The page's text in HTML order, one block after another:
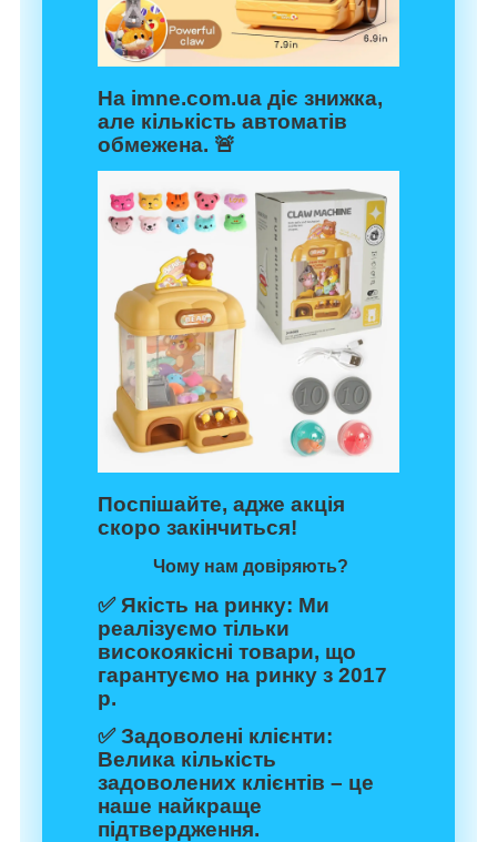
На imne.com.ua діє знижка,
але кількість автоматів
обмежена. 🚨
Поспішайте, адже акція
скоро закінчиться!
Чому нам довіряють?
✅ Якість на ринку: Ми
реалізуємо тільки
високоякісні товари, що
гарантуємо на ринку з 2017
р.
✅Задоволені клієнти:
Велика кількість
задоволених клієнтів – це
наше найкраще
підтвердження.